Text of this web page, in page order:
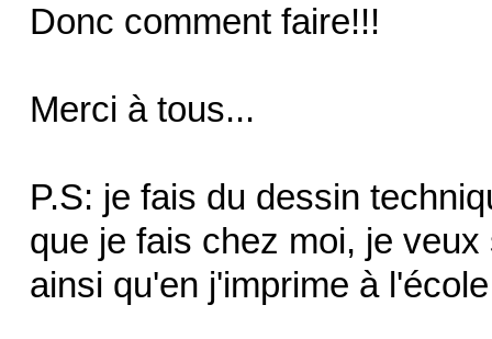
Donc comment faire!!!
Merci à tous...
P.S: je fais du dessin
que je fais chez moi, je
ainsi qu'en j'imprime à